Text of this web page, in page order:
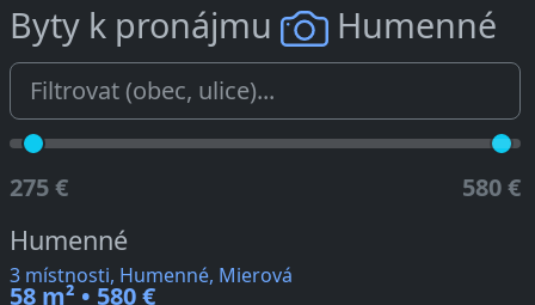
Byty k pronájmu Humenné
275 € 580 €
Humenné
3 místnosti, Humenné, Mierová
58 m² • 580 €